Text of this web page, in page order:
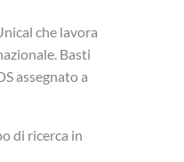
che lavora
Basti
assegnato a
di ricerca in